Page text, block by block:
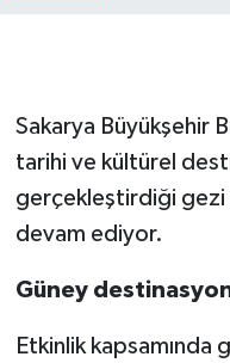
Sakarya Büyükşehir
tarihi ve kültürel
gerçekleştirdiği gezi
devam ediyor.
Güney
Etkinlik kapsamında